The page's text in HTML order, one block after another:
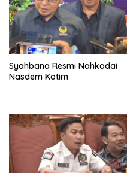
Syahbana Resmi Nahkodai
Nasdem Kotim